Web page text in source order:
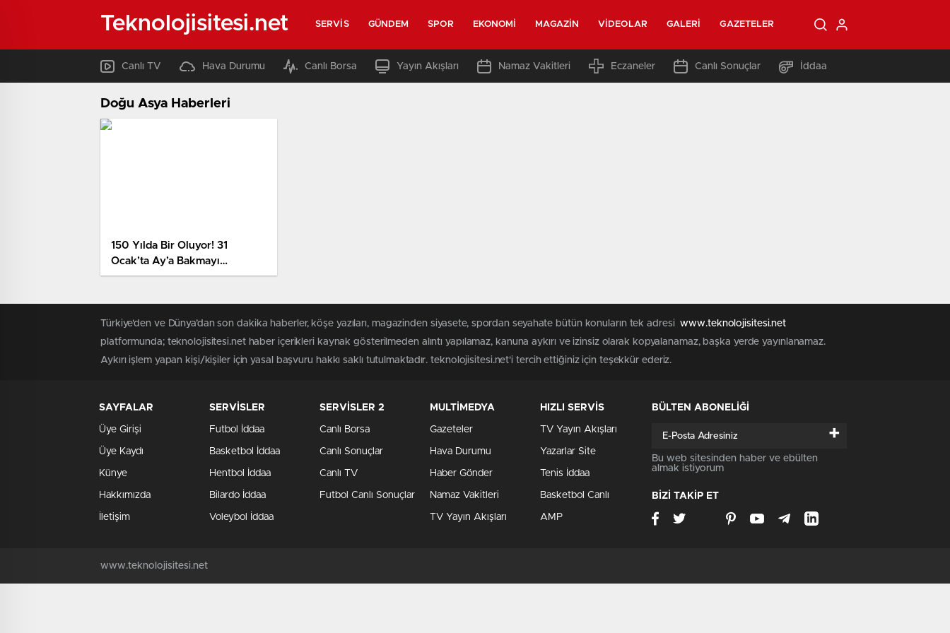
Teknolojisitesi.net SERVIS GÜNDEM SPOR EKONOMI MAGAZIN VIDEOLAR GALERI GAZETELER
Canlı TV Hava Durumu Canlı Borsa Yayın Akışları Namaz Vakitleri Eczaneler Canlı Sonuçlar İddaa
Doğu Asya Haberleri
150 Yılda Bir Oluyor! 31
Ocak’ta Ay’a Bakmayı
Unutmayın, Böylesini Bir Daha
Türkiye'den ve Dünya’dan son dakika haberler, köşe yazıları, magazinden siyasete, spordan seyahate bütün konuların tek adresiwww.teknolojisitesi.net
platformunda; teknolojisitesi.net haber içerikleri kaynak gösterilmeden alıntı yapılamaz, kanuna aykırı ve izinsiz olarak kopyalanamaz, başka yerde yayınlanamaz.
Aykırı işlem yapan kişi/kişiler için yasal başvuru hakkı saklı tutulmaktadır. teknolojisitesi.net'i tercih ettiğiniz için teşekkür ederiz.
SAYFALAR
Üye Girişi
Üye Kaydı
Künye
Hakkımızda
İletişim
SERVİSLER
Futbol İddaa
Basketbol İddaa
Hentbol İddaa
Bilardo İddaa
Voleybol İddaa
SERVİSLER 2
Canlı Borsa
Canlı Sonuçlar
Canlı TV
Futbol Canlı Sonuçlar
MULTİMEDYA
Gazeteler
Hava Durumu
Haber Gönder
Namaz Vakitleri
TV Yayın Akışları
HIZLI SERVİS
TV Yayın Akışları
Yazarlar Site
Tenis İddaa
Basketbol Canlı
AMP
BÜLTEN ABONELİĞİ
+
Bu web sitesinden haber ve ebülten
almak istiyorum
BİZİ TAKİP ET
www.teknolojisitesi.net